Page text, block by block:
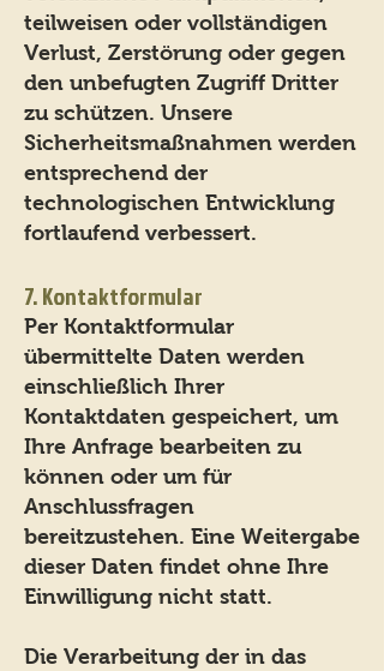
teilweisen oder vollständigen
Verlust, Zerstörung oder gegen
den unbefugten Zugriff Dritter
zu schützen. Unsere
Sicherheitsmaßnahmen werden
entsprechend der
technologischen Entwicklung
fortlaufend verbessert.
7. Kontaktformular
Per Kontaktformular
übermittelte Daten werden
einschließlich Ihrer
Kontaktdaten gespeichert, um
Ihre Anfrage bearbeiten zu
können oder um für
Anschlussfragen
bereitzustehen. Eine Weitergabe
dieser Daten findet ohne Ihre
Einwilligung nicht statt.
Die Verarbeitung der in das